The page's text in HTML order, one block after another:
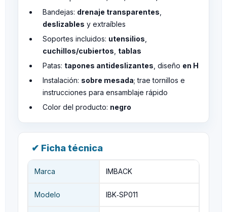
Bandejas: drenaje transparentes
deslizables y extraíbles
Soportes incluidos: utensilios
cuchillos/cubiertos tablas
Patas: tapones antideslizantes , diseño en H
Instalación: sobre mesada; trae tornillos e
instrucciones para ensamblaje rápido
Color del producto: negro
✔ Ficha técnica
Marca IMBACK
Modelo IBK‑SP011